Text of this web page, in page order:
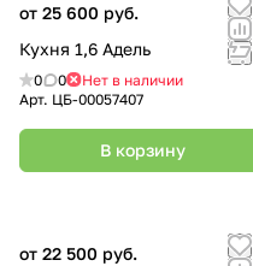
от 25 600 руб.
Кухня 1,6 Адель
0 0
Нет в наличии
Арт. ЦБ-00057407
В корзину
от 22 500 руб.